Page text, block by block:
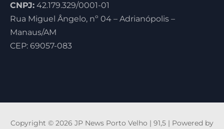
CNPJ: 42.179.329/0001-01
Rua Miguel Ângelo, nº 04 – Adrianópolis –
Manaus/AM
CEP: 69057-083
Copyright © 2026 JP News Porto Velho | 91,5 | Powered by